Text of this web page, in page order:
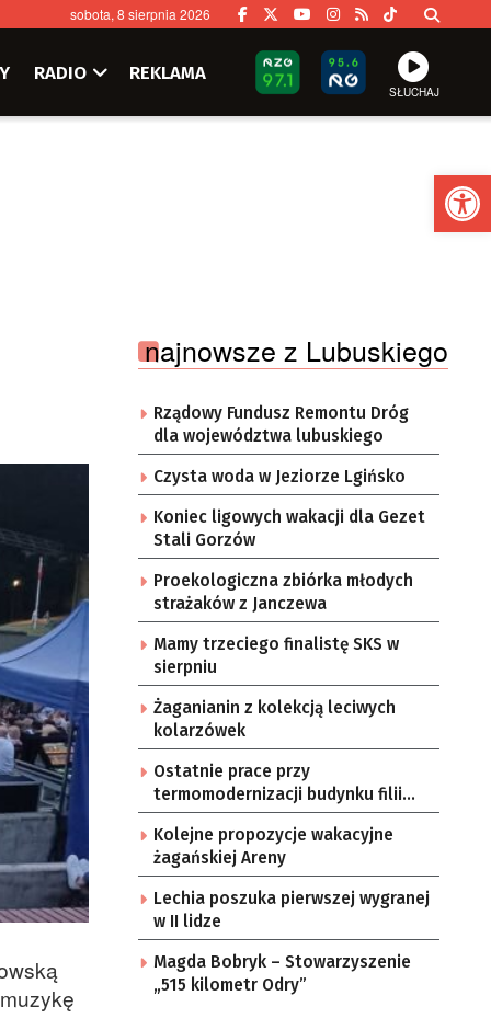
sobota, 8 sierpnia 2026
RADIO REKLAMA
SŁUCHAJ
najnowsze z Lubuskiego
Rządowy Fundusz Remontu Dróg
dla województwa lubuskiego
Czysta woda w Jeziorze Lgińsko
Koniec ligowych wakacji dla Gezet
Stali Gorzów
Proekologiczna zbiórka młodych
strażaków z Janczewa
Mamy trzeciego finalistę SKS w
sierpniu
Żaganianin z kolekcją leciwych
kolarzówek
Ostatnie prace przy
termomodernizacji budynku filii
żarskiego przedszkola Bajka
Kolejne propozycje wakacyjne
żagańskiej Areny
Lechia poszuka pierwszej wygranej
w II lidze
Magda Bobryk – Stowarzyszenie
„515 kilometr Odry”